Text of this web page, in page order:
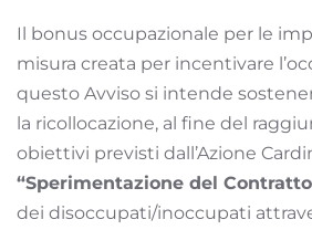
Il bonus occupazionale per le
misura creata per incentivare
questo Avviso si intende
la ricollocazione, al fine del
obiettivi previsti dall’Azione
“Sperimentazione del
dei disoccupati/inoccupati